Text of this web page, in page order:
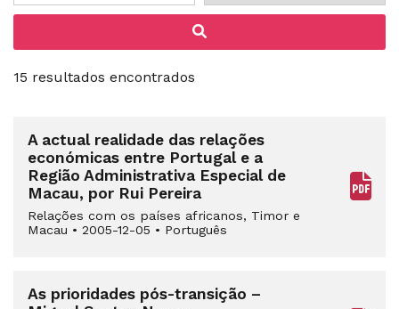
15 resultados encontrados
A actual realidade das relações
económicas entre Portugal e a
Região Administrativa Especial de
Macau, por Rui Pereira
Relações com os países africanos, Timor e
Macau • 2005-12-05 • Português
As prioridades pós-transição –